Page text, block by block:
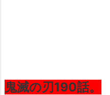
鬼滅の刃190話。